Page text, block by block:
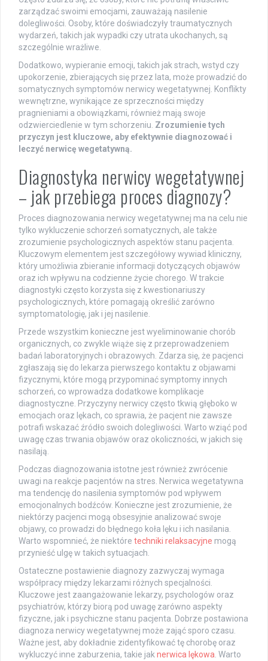
zarządzać swoimi emocjami, zauważają nasilenie
dolegliwości. Osoby, które doświadczyły traumatycznych
wydarzeń, takich jak wypadki czy utrata ukochanych, są
szczególnie wrażliwe.
Dodatkowo, wypieranie emocji, takich jak strach, wstyd czy
upokorzenie, zbierających się przez lata, może prowadzić do
somatycznych symptomów nerwicy wegetatywnej. Konflikty
wewnętrzne, wynikające ze sprzeczności między
pragnieniami a obowiązkami, również mają swoje
odzwierciedlenie w tym schorzeniu. Zrozumienie tych
przyczyn jest kluczowe, aby efektywnie diagnozować i
leczyć nerwicę wegetatywną.
Diagnostyka nerwicy wegetatywnej
– jak przebiega proces diagnozy?
Proces diagnozowania nerwicy wegetatywnej ma na celu nie
tylko wykluczenie schorzeń somatycznych, ale także
zrozumienie psychologicznych aspektów stanu pacjenta.
Kluczowym elementem jest szczegółowy wywiad kliniczny,
który umożliwia zbieranie informacji dotyczących objawów
oraz ich wpływu na codzienne życie chorego. W trakcie
diagnostyki często korzysta się z kwestionariuszy
psychologicznych, które pomagają określić zarówno
symptomatologię, jak i jej nasilenie.
Przede wszystkim konieczne jest wyeliminowanie chorób
organicznych, co zwykle wiąże się z przeprowadzeniem
badań laboratoryjnych i obrazowych. Zdarza się, że pacjenci
zgłaszają się do lekarza pierwszego kontaktu z objawami
fizycznymi, które mogą przypominać symptomy innych
schorzeń, co wprowadza dodatkowe komplikacje
diagnostyczne. Przyczyny nerwicy często tkwią głęboko w
emocjach oraz lękach, co sprawia, że pacjent nie zawsze
potrafi wskazać źródło swoich dolegliwości. Warto wziąć pod
uwagę czas trwania objawów oraz okoliczności, w jakich się
nasilają.
Podczas diagnozowania istotne jest również zwrócenie
uwagi na reakcje pacjentów na stres. Nerwica wegetatywna
ma tendencję do nasilenia symptomów pod wpływem
emocjonalnych bodźców. Konieczne jest zrozumienie, że
niektórzy pacjenci mogą obsesyjnie analizować swoje
objawy, co prowadzi do błędnego koła lęku i ich nasilania.
Warto wspomnieć, że niektóre techniki relaksacyjne mogą
przynieść ulgę w takich sytuacjach.
Ostateczne postawienie diagnozy zazwyczaj wymaga
współpracy między lekarzami różnych specjalności.
Kluczowe jest zaangażowanie lekarzy, psychologów oraz
psychiatrów, którzy biorą pod uwagę zarówno aspekty
fizyczne, jak i psychiczne stanu pacjenta. Dobrze postawiona
diagnoza nerwicy wegetatywnej może zająć sporo czasu.
Ważne jest, aby dokładnie zidentyfikować tę chorobę oraz
wykluczyć inne zaburzenia, takie jak nerwica lękowa . Warto